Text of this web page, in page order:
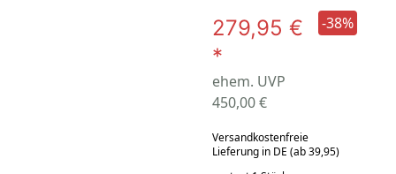
279,95 €
*
ehem. UVP
450,00 €
-38%
Versandkostenfreie
Lieferung in DE (ab 39,95)